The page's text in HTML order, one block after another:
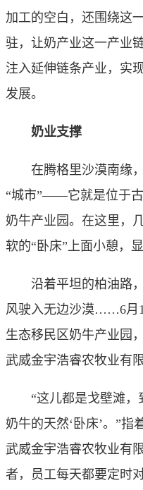
加工的空白，还围绕这
驻，让奶产业这一产业
注入延伸链条产业，实
发展。
奶业支撑
在腾格里沙漠南缘，
“城市”——它就是位于
奶牛产业园。在这里，
软的“卧床”上面小憩，
沿着平坦的柏油路，
风驶入无边沙漠……6月
生态移民区奶牛产业园
武威金宇浩睿农牧业有
“这儿都是戈壁滩，
奶牛的天然‘卧床’。”指
武威金宇浩睿农牧业有
者，员工每天都要定时